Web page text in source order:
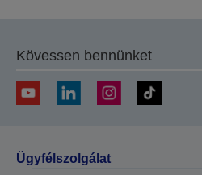
Kövessen bennünket
Ügyfélszolgálat